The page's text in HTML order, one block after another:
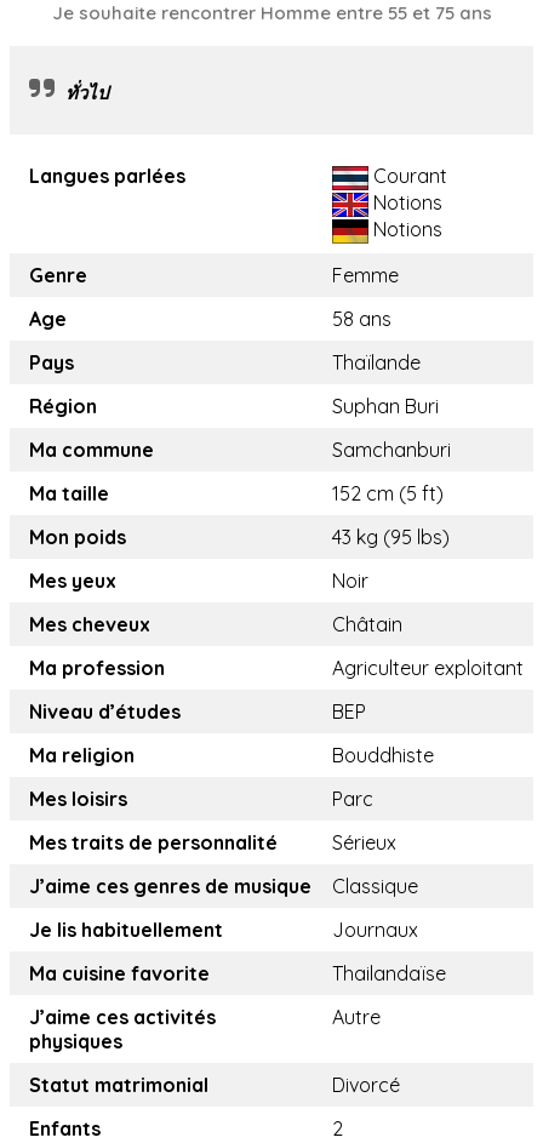
Je souhaite rencontrer Homme entre 55 et 75 ans
ทั่วไป
Langues parlées
Courant
Notions
Notions
Genre
Femme
Age
58 ans
Pays
Thaïlande
Région
Suphan Buri
Ma commune
Samchanburi
Ma taille
152 cm (5 ft)
Mon poids
43 kg (95 lbs)
Mes yeux
Noir
Mes cheveux
Châtain
Ma profession
Agriculteur exploitant
Niveau d’études
BEP
Ma religion
Bouddhiste
Mes loisirs
Parc
Mes traits de personnalité
Sérieux
J’aime ces genres de musique
Classique
Je lis habituellement
Journaux
Ma cuisine favorite
Thailandaïse
J’aime ces activités
physiques
Autre
Statut matrimonial
Divorcé
Enfants
2